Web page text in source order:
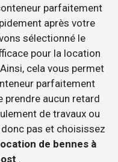
parfaitement
après votre
sélectionné le
pour la location
cela vous permet
parfaitement
prendre aucun retard
de travaux ou
pas et choisissez
de bennes à
.